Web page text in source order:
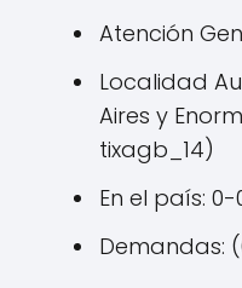
Atención
Localidad
Aires y
tixagb_14)
En el país:
Demandas: